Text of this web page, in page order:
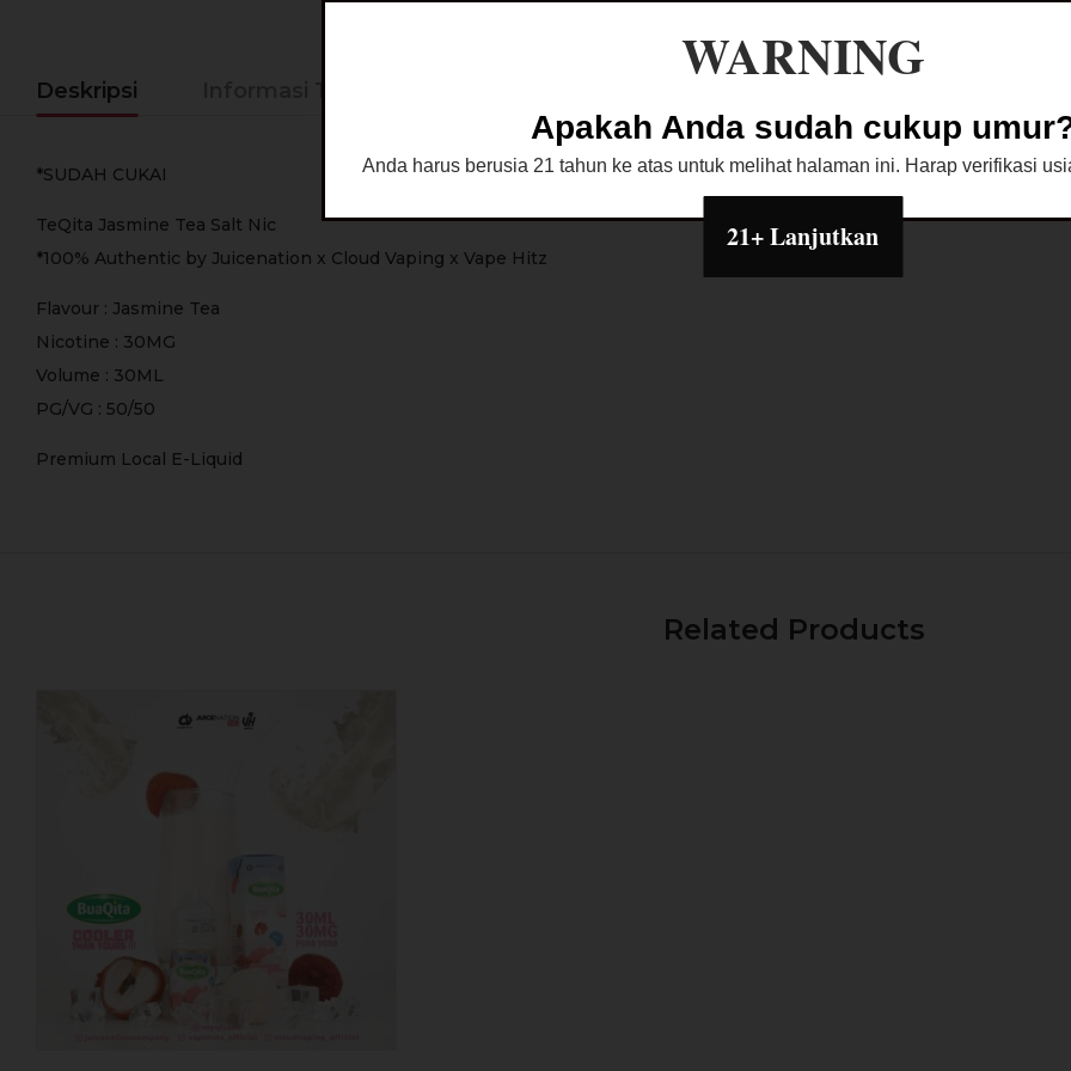
Deskripsi
*SUDAH CUKAI
TeQita Jasmine Tea Salt Nic
*100% Authentic by Juicenation x Cloud Vaping x Vape Hitz
Flavour : Jasmine Tea
Nicotine : 30MG
Volume : 30ML
PG/VG : 50/50
Premium Local E-Liquid
Related Products
WARNING
Apakah Anda sudah cukup
Anda harus berusia 21 tahun ke atas untuk melihat halaman ini. Harap verifikasi
21+ Lanjutkan